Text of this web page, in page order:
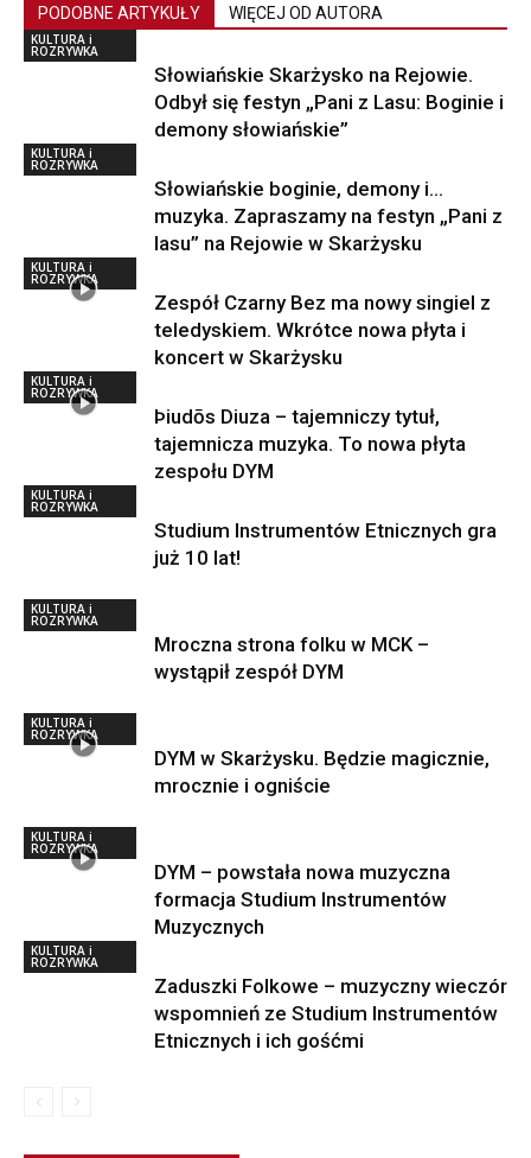
PODOBNE ARTYKUŁY WIĘCEJ OD AUTORA
KULTURA i
ROZRYWKA
Słowiańskie Skarżysko na Rejowie.
Odbył się festyn „Pani z Lasu: Boginie i
demony słowiańskie”
KULTURA i
ROZRYWKA
Słowiańskie boginie, demony i…
muzyka. Zapraszamy na festyn „Pani z
lasu” na Rejowie w Skarżysku
KULTURA i
ROZRYWKA
Zespół Czarny Bez ma nowy singiel z
teledyskiem. Wkrótce nowa płyta i
koncert w Skarżysku
KULTURA i
ROZRYWKA
Þiudōs Diuza – tajemniczy tytuł,
tajemnicza muzyka. To nowa płyta
zespołu DYM
KULTURA i
ROZRYWKA
Studium Instrumentów Etnicznych gra
już 10 lat!
KULTURA i
ROZRYWKA
Mroczna strona folku w MCK –
wystąpił zespół DYM
KULTURA i
ROZRYWKA
DYM w Skarżysku. Będzie magicznie,
mrocznie i ogniście
KULTURA i
ROZRYWKA
DYM – powstała nowa muzyczna
formacja Studium Instrumentów
Muzycznych
KULTURA i
ROZRYWKA
Zaduszki Folkowe – muzyczny wieczór
wspomnień ze Studium Instrumentów
Etnicznych i ich gośćmi